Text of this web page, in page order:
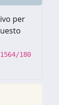
per
180